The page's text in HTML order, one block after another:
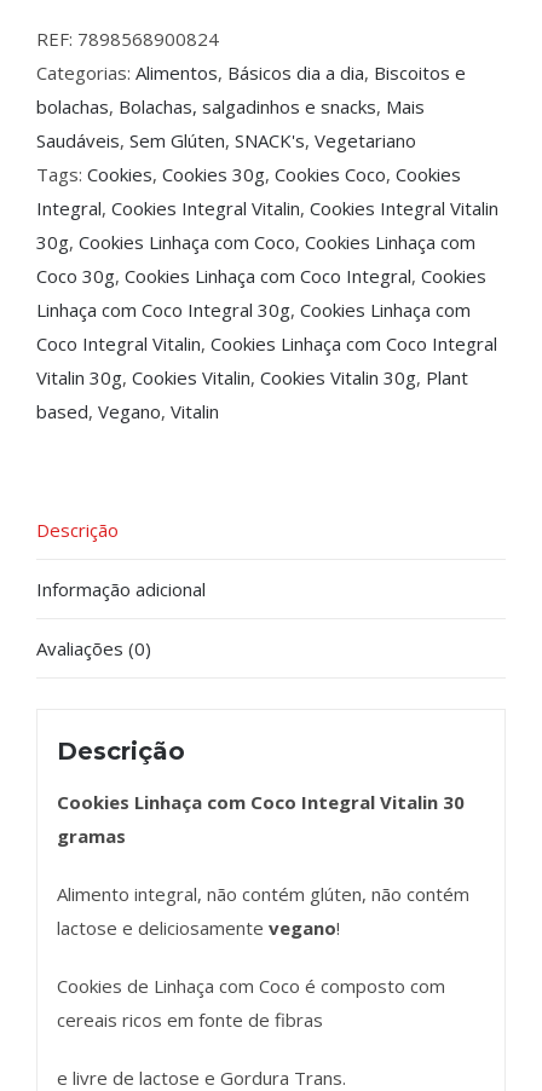
REF: 7898568900824
Categorias: Alimentos, Básicos dia a dia, Biscoitos e
bolachas, Bolachas, salgadinhos e snacks, Mais
Saudáveis, Sem Glúten, SNACK's, Vegetariano
Tags: Cookies, Cookies 30g, Cookies Coco, Cookies
Integral, Cookies Integral Vitalin, Cookies Integral Vitalin
30g, Cookies Linhaça com Coco, Cookies Linhaça com
Coco 30g, Cookies Linhaça com Coco Integral, Cookies
Linhaça com Coco Integral 30g, Cookies Linhaça com
Coco Integral Vitalin, Cookies Linhaça com Coco Integral
Vitalin 30g, Cookies Vitalin, Cookies Vitalin 30g, Plant
based, Vegano, Vitalin
Descrição
Informação adicional
Avaliações (0)
Descrição
Cookies Linhaça com Coco Integral Vitalin 30
gramas
Alimento integral, não contém glúten, não contém
lactose e deliciosamente vegano!
Cookies de Linhaça com Coco é composto com
cereais ricos em fonte de fibras
e livre de lactose e Gordura Trans.